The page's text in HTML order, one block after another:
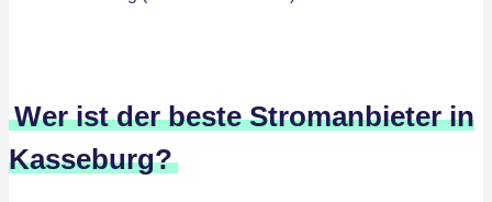
Wer ist der beste Stromanbieter in
Kasseburg?